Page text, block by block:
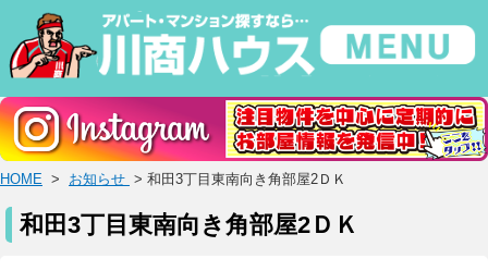
HOME > お知らせ > 和田3丁目東南向き角部屋2ＤＫ
和田3丁目東南向き角部屋2ＤＫ